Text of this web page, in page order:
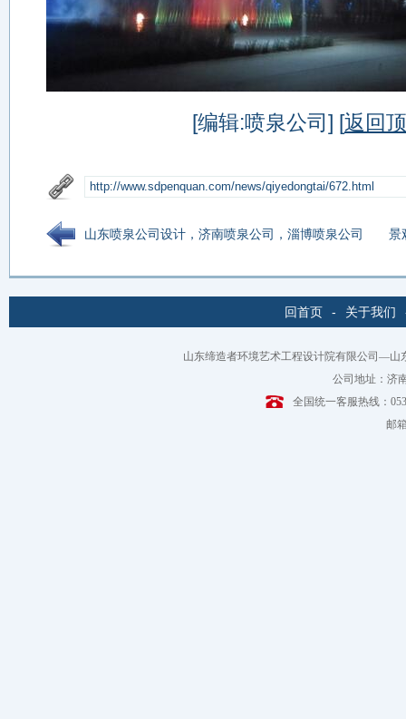
[编辑:喷泉公司] [返回
山东喷泉公司设计，济南喷泉公司，淄博喷泉公司 景
回首页 - 关于我们
山东缔造者环境艺术工程设计院有限公司—
公司地址：济
全国统一客服热线：
邮